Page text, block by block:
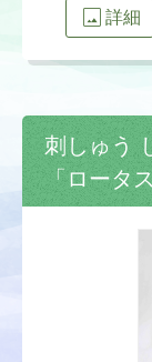
image 詳細
刺しゅう
「ロータス